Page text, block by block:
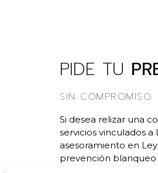
PIDE TU
SIN COMPROMISO
Si desea relizar una
servicios vinculados
asesoramiento en
prevención